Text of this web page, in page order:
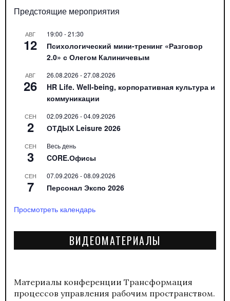
Предстоящие мероприятия
АВГ
12
19:00 -21:30
Психологический мини-тренинг «Разговор
2.0» с Олегом Калиничевым
АВГ
26
26.08.2026 -27.08.2026
HR Life. Well-being, корпоративная культура и
коммуникации
СЕН
2
02.09.2026 -04.09.2026
ОТДЫХ Leisure 2026
СЕН
3
Весь день
CORE.Офисы
СЕН
7
07.09.2026 -08.09.2026
Персонал Экспо 2026
Просмотреть календарь
ВИДЕОМАТЕРИАЛЫ
Материалы конференции Трансформация
процессов управления рабочим пространством.